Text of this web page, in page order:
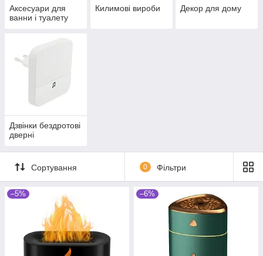
Аксесуари для
ванни і туалету
Килимові вироби Декор для дому
Дзвінки бездротові
дверні
Сортування 0 Фільтри
–5% –6%